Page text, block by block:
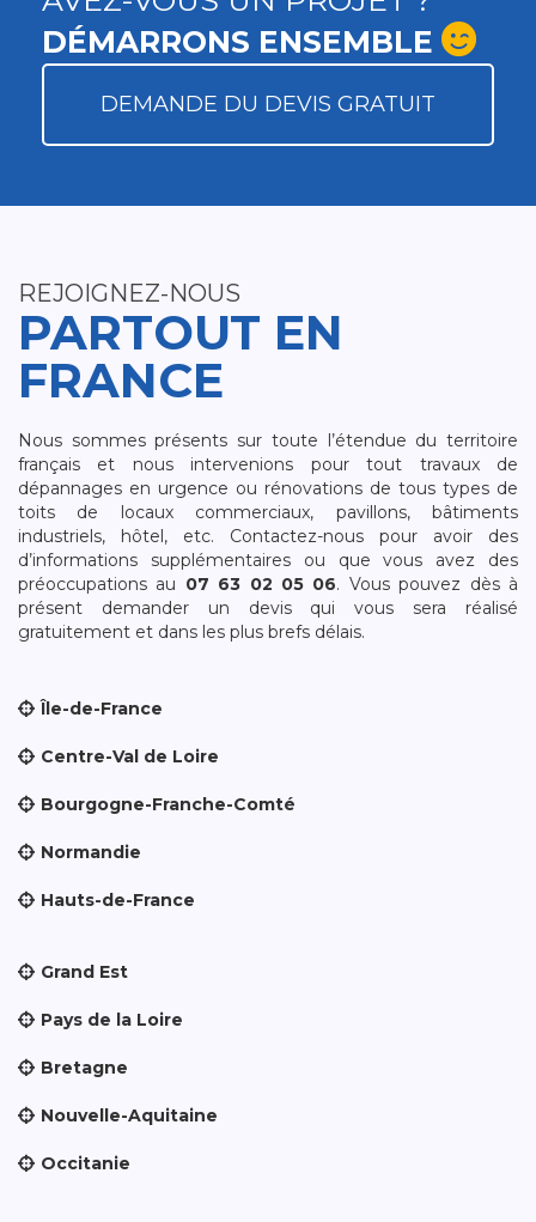
DÉMARRONS ENSEMBLE
DEMANDE DU DEVIS GRATUIT
REJOIGNEZ-NOUS
PARTOUT EN
FRANCE
Nous sommes présents sur toute l’étendue du territoire
français et nous intervenions pour tout travaux de
dépannages en urgence ou rénovations de tous types de
toits de locaux commerciaux, pavillons, bâtiments
industriels, hôtel, etc. Contactez-nous pour avoir des
d’informations supplémentaires ou que vous avez des
préoccupations au 07 63 02 05 06. Vous pouvez dès à
présent demander un devis qui vous sera réalisé
gratuitement et dans les plus brefs délais.
Île-de-France
Centre-Val de Loire
Bourgogne-Franche-Comté
Normandie
Hauts-de-France
Grand Est
Pays de la Loire
Bretagne
Nouvelle-Aquitaine
Occitanie